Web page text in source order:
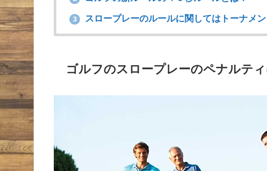
3 スロープレーのルールに関してはトーナメ
ゴルフのスロープレーのペナルティ